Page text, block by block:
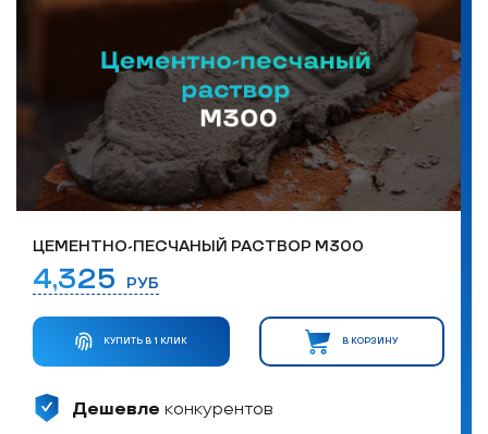
ЦЕМЕНТНО-ПЕСЧАНЫЙ РАСТВОР М300
4,325 РУБ
КУПИТЬ В 1 КЛИК В КОРЗИНУ
Дешевле конкурентов